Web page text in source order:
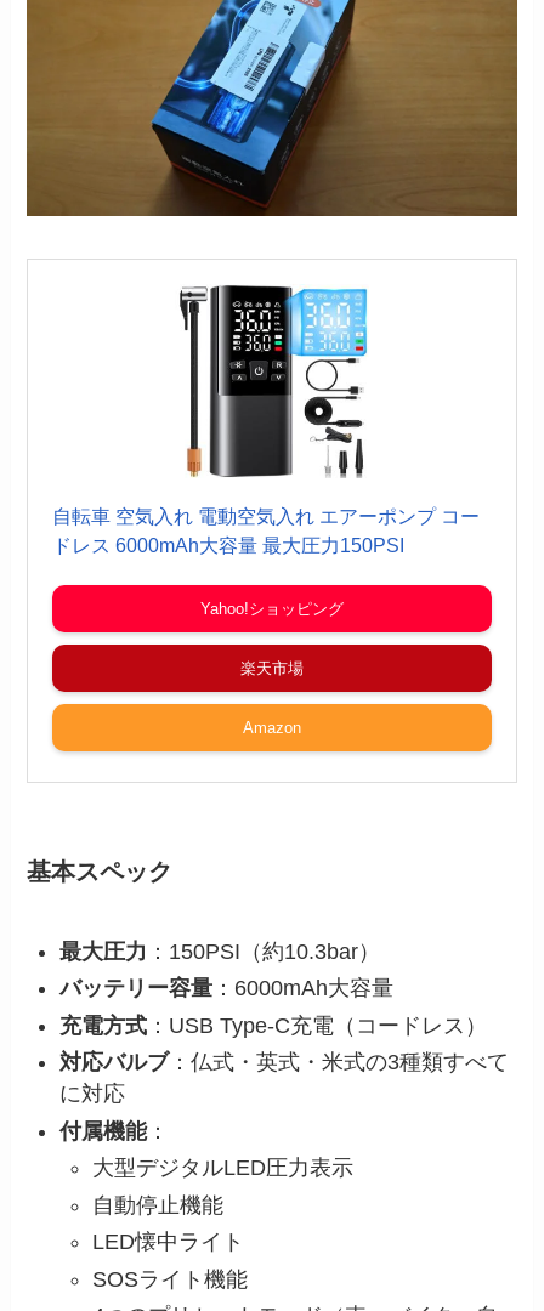
自転車 空気入れ 電動空気入れ エアーポンプ コー
ドレス 6000mAh大容量 最大圧力150PSI
Yahoo!ショッピング
楽天市場
Amazon
基本スペック
最大圧力 ：150PSI（約10.3bar）
バッテリー容量 ：6000mAh大容量
充電方式 ：USB Type-C充電（コードレス）
対応バルブ：仏式・英式・米式の3種類すべて
に対応
付属機能：
大型デジタルLED圧力表示
自動停止機能
LED懐中ライト
SOSライト機能